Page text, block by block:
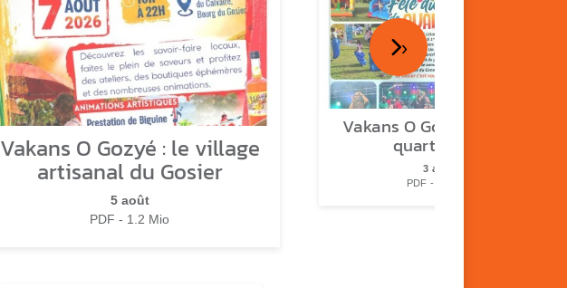
Vakans O Gozyé : le village
artisanal du Gosier
5 août
PDF - 1.2 Mio
Vakans O Gozyé : fête de
quartier n°2
3 août
PDF - 2.3 Mio
›